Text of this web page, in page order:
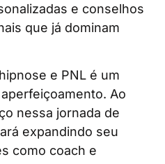
e conselhos
que já dominam
e PNL é um
Ao
nessa jornada de
expandindo seu
como coach e